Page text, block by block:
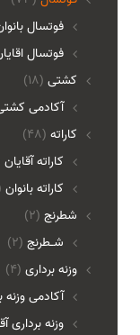
فوتسال
فوتسال
(18) کشتی
آکادمی
(48) کاراته
کاراته آقایان
کاراته بانوان
(2) شطرنج
شـطرنج (2)
(4) وزنه برداری
آکادمی وزنه
وزنه برداری